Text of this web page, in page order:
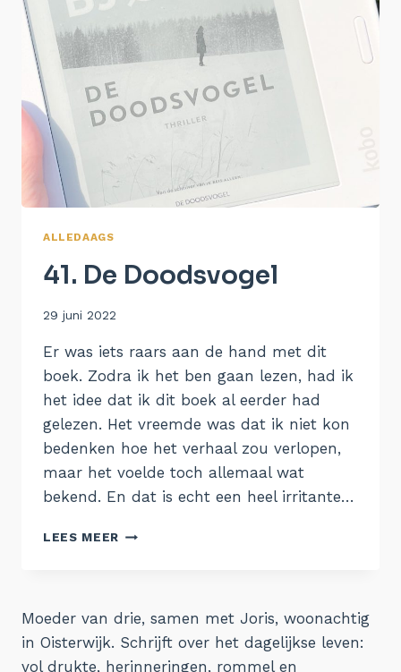
ALLEDAAGS
41. De Doodsvogel
Door
29 juni 2022
Er was iets raars aan de hand met dit
boek. Zodra ik het ben gaan lezen, had ik
het idee dat ik dit boek al eerder had
gelezen. Het vreemde was dat ik niet kon
bedenken hoe het verhaal zou verlopen,
maar het voelde toch allemaal wat
bekend. En dat is echt een heel irritante…
LEES MEER 41.
Moeder van drie, samen met Joris, woonachtig
in Oisterwijk. Schrijft over het dagelijkse leven:
vol drukte, herinneringen, rommel en